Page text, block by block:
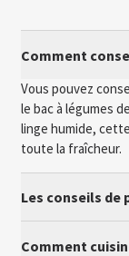
Comment
Vous pouvez
le bac à légumes
linge humide,
toute la fraîcheur.
Les conseils de
Comment